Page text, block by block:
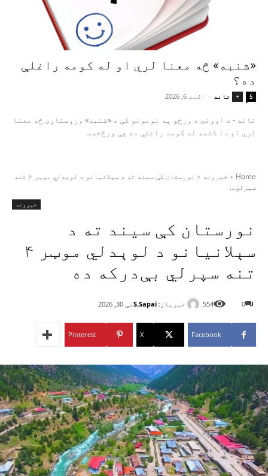
«شنبه» څه معنا لري او له کومه راغلې
ده؟
+ تاند - اګست 6, 2026 5
تاند - د اوونۍ د ورځو په نومونو کې د «شنبه» وروستاړی څه معنا
لري او دا کلمه له کومه راغلې ده چې ورڅخه...